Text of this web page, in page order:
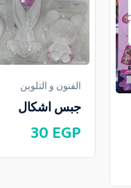
الفنون و التلوين
جبس اشكال
30 EGP